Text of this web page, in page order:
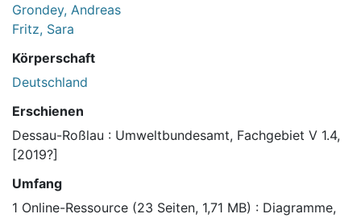
Grondey, Andreas
Fritz, Sara
Körperschaft
Deutschland
Erschienen
Dessau-Roßlau : Umweltbundesamt, Fachgebiet V 1.4,
[2019?]
Umfang
1 Online-Ressource (23 Seiten, 1,71 MB) : Diagramme,